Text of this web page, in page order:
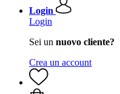
Login
Login
Sei un nuovo cliente?
Crea un account